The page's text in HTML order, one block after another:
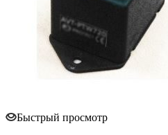
Быстрый просмотр